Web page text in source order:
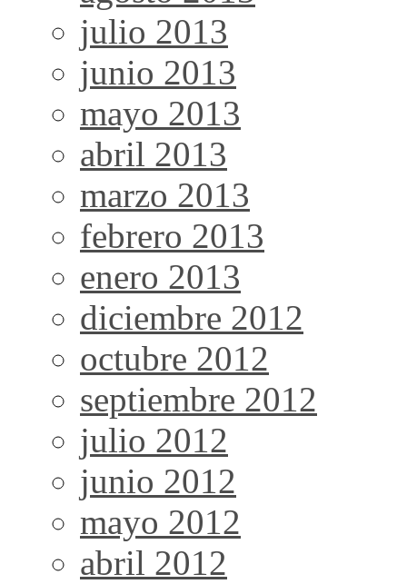
julio 2013
junio 2013
mayo 2013
abril 2013
marzo 2013
febrero 2013
enero 2013
diciembre 2012
octubre 2012
septiembre 2012
julio 2012
junio 2012
mayo 2012
abril 2012